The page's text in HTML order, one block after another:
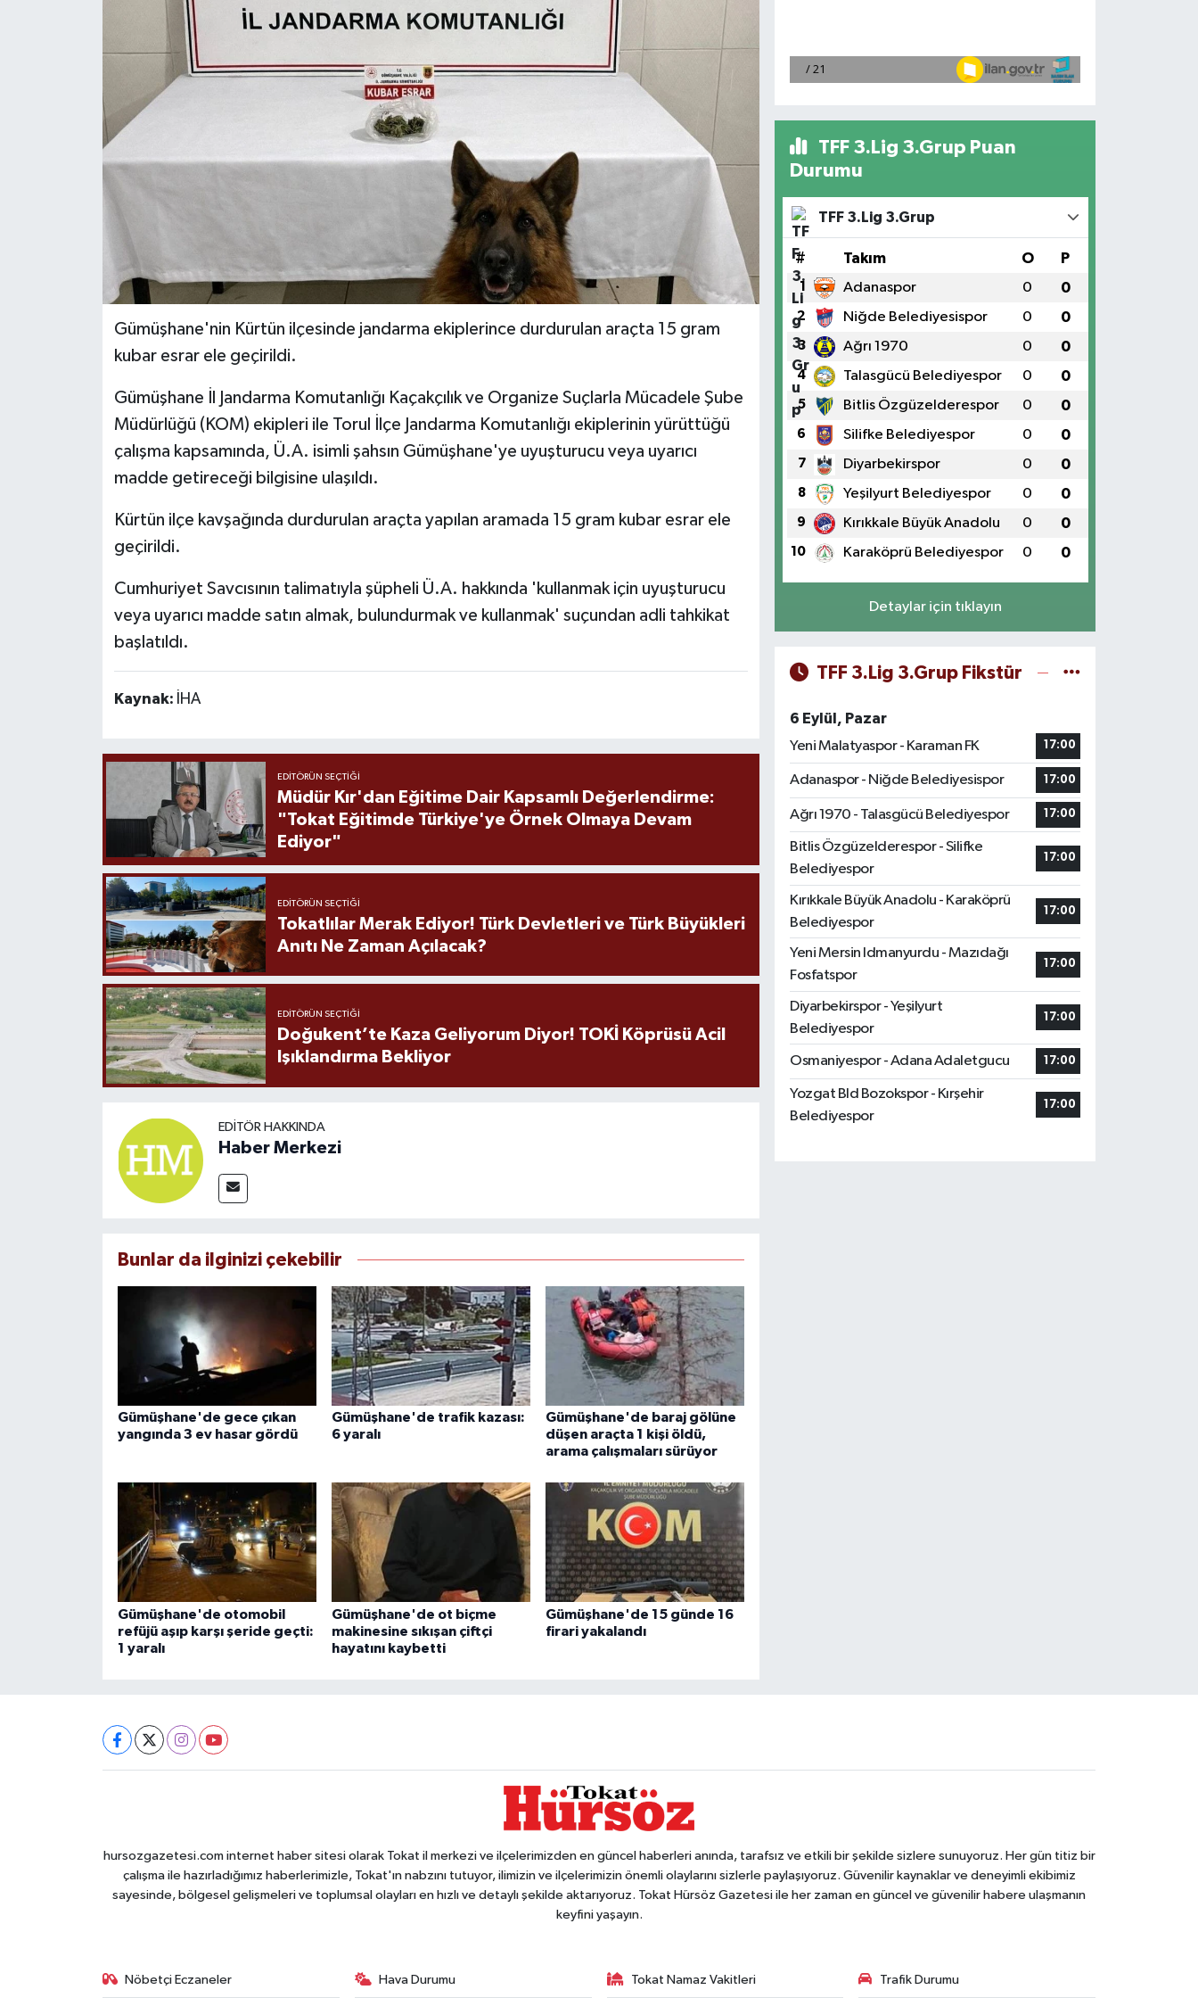
Gümüşhane'nin Kürtün ilçesinde jandarma ekiplerince durdurulan araçta 15 gram
kubar esrar ele geçirildi.
Gümüşhane İl Jandarma Komutanlığı Kaçakçılık ve Organize Suçlarla Mücadele Şube
Müdürlüğü (KOM) ekipleri ile Torul İlçe Jandarma Komutanlığı ekiplerinin yürüttüğü
çalışma kapsamında, Ü.A. isimli şahsın Gümüşhane'ye uyuşturucu veya uyarıcı
madde getireceği bilgisine ulaşıldı.
Kürtün ilçe kavşağında durdurulan araçta yapılan aramada 15 gram kubar esrar ele
geçirildi.
Cumhuriyet Savcısının talimatıyla şüpheli Ü.A. hakkında 'kullanmak için uyuşturucu
veya uyarıcı madde satın almak, bulundurmak ve kullanmak' suçundan adli tahkikat
başlatıldı.
Kaynak: İHA
EDITÖRÜN SEÇTIĞI
Müdür Kır'dan Eğitime Dair Kapsamlı Değerlendirme:
"Tokat Eğitimde Türkiye'ye Örnek Olmaya Devam
Ediyor"
EDITÖRÜN SEÇTIĞI
Tokatlılar Merak Ediyor! Türk Devletleri ve Türk Büyükleri
Anıtı Ne Zaman Açılacak?
EDITÖRÜN SEÇTIĞI
Doğukent’te Kaza Geliyorum Diyor! TOKİ Köprüsü Acil
Işıklandırma Bekliyor
EDITÖR HAKKINDA
Haber Merkezi
Bunlar da ilginizi çekebilir
Gümüşhane'de gece çıkan
yangında 3 ev hasar gördü
Gümüşhane'de trafik kazası:
6 yaralı
Gümüşhane'de baraj gölüne
düşen araçta 1 kişi öldü,
arama çalışmaları sürüyor
Gümüşhane'de otomobil
refüjü aşıp karşı şeride geçti:
1 yaralı
Gümüşhane'de ot biçme
makinesine sıkışan çiftçi
hayatını kaybetti
Gümüşhane'de 15 günde 16
firari yakalandı
TFF 3.Lig 3.Grup Puan
Durumu
TFF 3.Lig 3.Grup
# Takım O P
1 Adanaspor 0 0
2 Niğde Belediyesispor 0 0
3 Ağrı 1970 0 0
4 Talasgücü Belediyespor 0 0
5 Bitlis Özgüzelderespor 0 0
6 Silifke Belediyespor 0 0
7 Diyarbekirspor 0 0
8 Yeşilyurt Belediyespor 0 0
9 Kırıkkale Büyük Anadolu 0 0
10 Karaköprü Belediyespor 0 0
Detaylar için tıklayın
TFF 3.Lig 3.Grup Fikstür
6 Eylül, Pazar
Yeni Malatyaspor - Karaman FK
17:00
Adanaspor - Niğde Belediyesispor 17:00
Ağrı 1970 - Talasgücü Belediyespor 17:00
Bitlis Özgüzelderespor - Silifke
Belediyespor
17:00
Kırıkkale Büyük Anadolu - Karaköprü
Belediyespor
17:00
Yeni Mersin Idmanyurdu - Mazıdağı
Fosfatspor
17:00
Diyarbekirspor - Yeşilyurt
Belediyespor
17:00
Osmaniyespor - Adana Adaletgucu 17:00
Yozgat Bld Bozokspor - Kırşehir
Belediyespor
17:00
hursozgazetesi.com internet haber sitesi olarak Tokat il merkezi ve ilçelerimizden en güncel haberleri anında, tarafsız ve etkili bir şekilde sizlere sunuyoruz. Her gün titiz bir
çalışma ile hazırladığımız haberlerimizle, Tokat'ın nabzını tutuyor, ilimizin ve ilçelerimizin önemli olaylarını sizlerle paylaşıyoruz. Güvenilir kaynaklar ve deneyimli ekibimiz
sayesinde, bölgesel gelişmeleri ve toplumsal olayları en hızlı ve detaylı şekilde aktarıyoruz. Tokat Hürsöz Gazetesi ile her zaman en güncel ve güvenilir habere ulaşmanın
keyfini yaşayın.
Nöbetçi Eczaneler Hava Durumu Tokat Namaz Vakitleri Trafik Durumu
Tokat Haber